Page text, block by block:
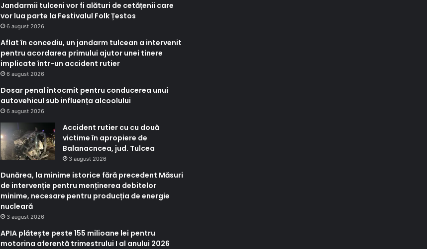
Jandarmii tulceni vor fi alături de cetățenii care
vor lua parte la Festivalul Folk Țestos
6 august 2026
Aflat în concediu, un jandarm tulcean a intervenit
pentru acordarea primului ajutor unei tinere
implicate într-un accident rutier
6 august 2026
Dosar penal întocmit pentru conducerea unui
autovehicul sub influența alcoolului
6 august 2026
Accident rutier cu cu două
victime în apropiere de
Balanacncea, jud. Tulcea
3 august 2026
Dunărea, la minime istorice fără precedent Măsuri
de intervenție pentru menținerea debitelor
minime, necesare pentru producția de energie
nucleară
3 august 2026
APIA plătește peste 155 milioane lei pentru
motorina aferentă trimestrului I al anului 2026